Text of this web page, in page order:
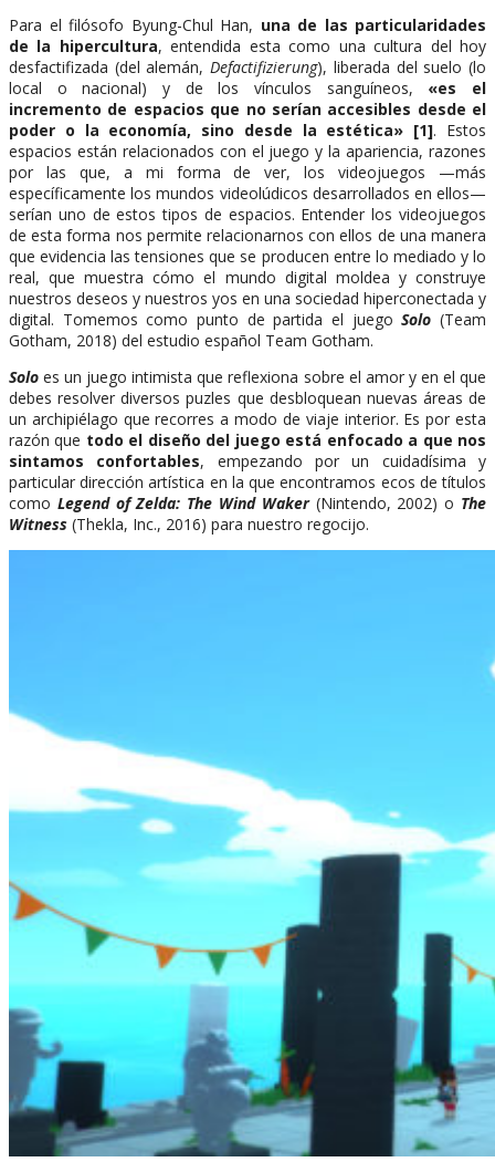
Para el filósofo Byung-Chul Han, una de las particularidades
de la hipercultura, entendida esta como una cultura del hoy
desfactifizada (del alemán, Defactifizierung), liberada del suelo (lo
local o nacional) y de los vínculos sanguíneos, «es el
incremento de espacios que no serían accesibles desde el
poder o la economía, sino desde la estética» [1]. Estos
espacios están relacionados con el juego y la apariencia, razones
por las que, a mi forma de ver, los videojuegos —más
específicamente los mundos videolúdicos desarrollados en ellos—
serían uno de estos tipos de espacios. Entender los videojuegos
de esta forma nos permite relacionarnos con ellos de una manera
que evidencia las tensiones que se producen entre lo mediado y lo
real, que muestra cómo el mundo digital moldea y construye
nuestros deseos y nuestros yos en una sociedad hiperconectada y
digital. Tomemos como punto de partida el juegoSolo(Team
Gotham, 2018) del estudio español Team Gotham.
Solo es un juego intimista que reflexiona sobre el amor y en el que
debes resolver diversos puzles que desbloquean nuevas áreas de
un archipiélago que recorres a modo de viaje interior. Es por esta
razón que todo el diseño del juego está enfocado a que nos
sintamos confortables, empezando por un cuidadísima y
particular dirección artística en la que encontramos ecos de títulos
como Legend of Zelda: The Wind Waker(Nintendo, 2002) o The
Witness (Thekla, Inc., 2016) para nuestro regocijo.